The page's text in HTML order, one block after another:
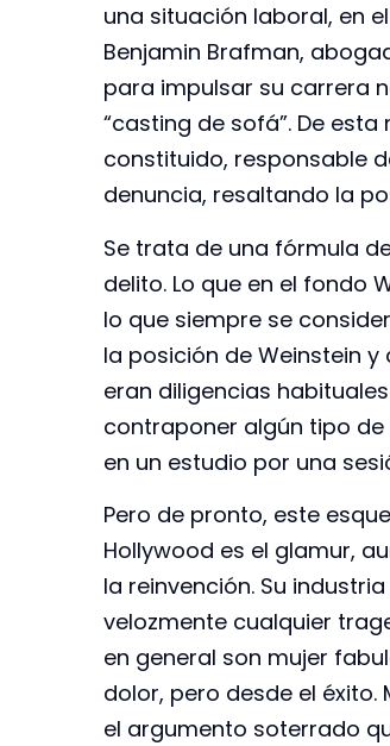
una situación laboral, en
Benjamin Brafman,
para impulsar su carrera
“casting de sofá”. De
constituido, responsable
denuncia, resaltando la
Se trata de una fórmula
delito. Lo que en el fondo
lo que siempre se
la posición de Weinstein
eran diligencias
contraponer algún tipo
en un estudio por una
Pero de pronto, este
Hollywood es el glamur,
la reinvención. Su
velozmente cualquier
en general son mujer
dolor, pero desde el
el argumento soterrado